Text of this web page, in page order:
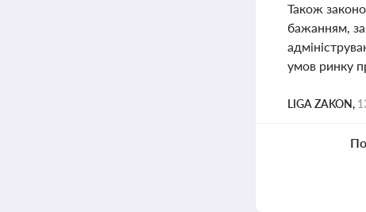
Також
бажанням,
умов ринку
LIGA ZAKON,